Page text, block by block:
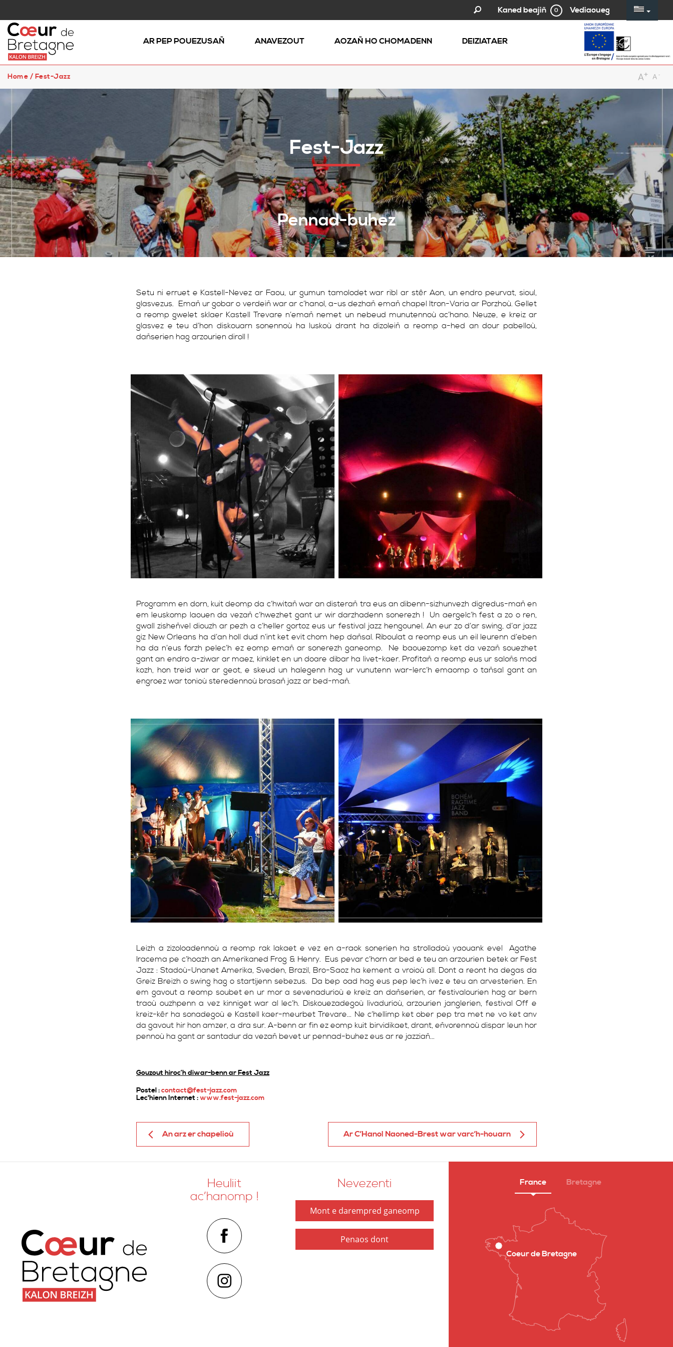
Kaned beajiñ 0 Vediaoueg
AR PEP POUEZUSAÑ ANAVEZOUT AOZAÑ HO CHOMADENN DEIZIATAER
Home / Fest-Jazz -
A
+
A
Fest-Jazz
Pennad-buhez
Setu ni erruet e Kastell-Nevez ar Faou, ur gumun tamolodet war ribl ar stêr Aon, un endro peurvat, sioul,
glasvezus. Emañ ur gobar o verdeiñ war ar c’hanol, a-us dezhañ emañ chapel Itron-Varia ar Porzhoù. Gellet
a reomp gwelet sklaer Kastell Trevare n’emañ nemet un nebeud munutennoù ac’hano. Neuze, e kreiz ar
glasvez e teu d’hon diskouarn sonennoù ha luskoù drant ha dizoleiñ a reomp a-hed an dour pabelloù,
dañserien hag arzourien diroll !
Programm en dorn, kuit deomp da c’hwitañ war an disterañ tra eus an dibenn-sizhunvezh digredus-mañ en
em leuskomp laouen da vezañ c’hwezhet gant ur wir darzhadenn sonerezh ! Un aergelc’h fest a zo o ren,
gwall zisheñvel diouzh ar pezh a c’heller gortoz eus ur festival jazz hengounel. An eur zo d’ar swing, d’ar jazz
giz New Orleans ha d’an holl dud n’int ket evit chom hep dañsal. Riboulat a reomp eus un eil leurenn d’eben
ha da n’eus forzh pelec’h ez eomp emañ ar sonerezh ganeomp. Ne baouezomp ket da vezañ souezhet
gant an endro a-ziwar ar maez, kinklet en un doare dibar ha livet-kaer. Profitañ a reomp eus ur saloñs mod
kozh, hon treid war ar geot, e skeud un halegenn hag ur vunutenn war-lerc’h emaomp o tañsal gant an
engroez war tonioù steredennoù brasañ jazz ar bed-mañ.
Leizh a zizoloadennoù a reomp rak lakaet e vez en a-raok sonerien ha strolladoù yaouank evel Agathe
Iracema pe c’hoazh an Amerikaned Frog & Henry. Eus pevar c’horn ar bed e teu an arzourien betek ar Fest
Jazz : Stadoù-Unanet Amerika, Sveden, Brazil, Bro-Saoz ha kement a vroioù all. Dont a reont ha degas da
Greiz Breizh o swing hag o startijenn sebezus. Da bep oad hag eus pep lec’h ivez e teu an arvesterien. En
em gavout a reomp soubet en ur mor a sevenadurioù e kreiz an dañserien, ar festivalourien hag ar bern
traoù ouzhpenn a vez kinniget war al lec’h. Diskouezadegoù livadurioù, arzourien janglerien, festival Off e
kreiz-kêr ha sonadegoù e Kastell kaer-meurbet Trevare... Ne c’hellimp ket ober pep tra met ne vo ket anv
da gavout hir hon amzer, a dra sur. A-benn ar fin ez eomp kuit birvidikaet, drant, eñvorennoù dispar leun hor
pennoù ha gant ar santadur da vezañ bevet ur pennad-buhez eus ar re jazziañ...
Gouzout hiroc’h diwar-benn ar Fest Jazz
Postel :contact@fest-jazz.com
Lec'hienn Internet :www.fest-jazz.com
An arz er chapelioù Ar C’Hanol Naoned-Brest war varc’h-houarn
Heuliit
ac’hanomp !
Nevezenti
Mont e darempred ganeomp
Penaos dont
France Bretagne
Coeur de Bretagne